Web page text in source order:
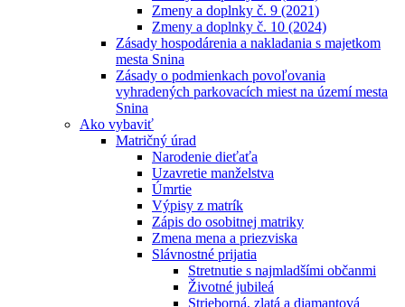
Zmeny a doplnky č. 9 (2021)
Zmeny a doplnky č. 10 (2024)
Zásady hospodárenia a nakladania s majetkom
mesta Snina
Zásady o podmienkach povoľovania
vyhradených parkovacích miest na území mesta
Snina
Ako vybaviť
Matričný úrad
Narodenie dieťaťa
Uzavretie manželstva
Úmrtie
Výpisy z matrík
Zápis do osobitnej matriky
Zmena mena a priezviska
Slávnostné prijatia
Stretnutie s najmladšími občanmi
Životné jubileá
Strieborná, zlatá a diamantová